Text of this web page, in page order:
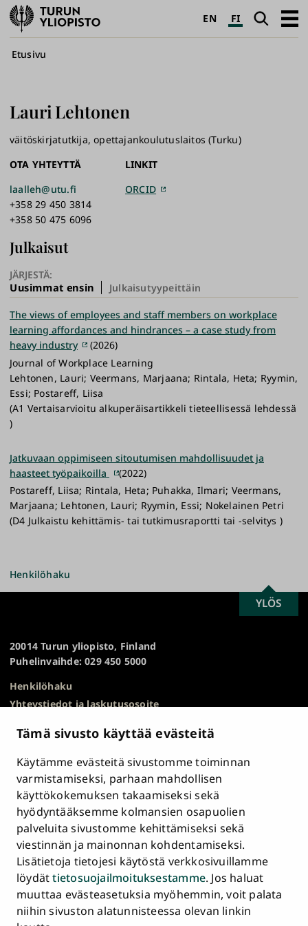
Tämä sivusto käyttää evästeitä
Käytämme evästeitä sivustomme toiminnan
varmistamiseksi, parhaan mahdollisen
käyttökokemuksen takaamiseksi sekä
hyödyntääksemme kolmansien osapuolien
palveluita sivustomme kehittämiseksi sekä
viestinnän ja mainonnan kohdentamiseksi.
Lisätietoja tietojesi käytöstä verkkosivuillamme
löydättietosuojailmoituksestamme. Jos haluat
muuttaa evästeasetuksia myöhemmin, voit palata
niihin sivuston alatunnisteessa olevan linkin
Turun
yliopisto
EN FI Haku
Avaa
Murupolku
Etusivu
Lauri Lehtonen
väitöskirjatutkija, opettajankoulutuslaitos (Turku)
OTA YHTEYTTÄ
laalleh@utu.fi
+358 29 450 3814
+358 50 475 6096
LINKIT
ORCID
Julkaisut
JÄRJESTÄ:
Uusimmat ensin Julkaisutyypeittäin
The views of employees and staff members on workplace
learning affordances and hindrances – a case study from
heavy industry
(2026)
Journal of Workplace Learning
Lehtonen, Lauri; Veermans, Marjaana; Rintala, Heta; Ryymin,
Essi; Postareff, Liisa
(A1 Vertaisarvioitu alkuperäisartikkeli tieteellisessä lehdessä
)
Jatkuvaan oppimiseen sitoutumisen mahdollisuudet ja
haasteet työpaikoilla
(2022)
Postareff, Liisa; Rintala, Heta; Puhakka, Ilmari; Veermans,
Marjaana; Lehtonen, Lauri; Ryymin, Essi; Nokelainen Petri
(D4 Julkaistu kehittämis- tai tutkimusraportti tai -selvitys )
Henkilöhaku
20014 Turun yliopisto, Finland
Puhelinvaihde: 029 450 5000
Henkilöhaku
Yhteystiedot ja laskutusosoite
HR Excellence in Research
Tietosuojailmoitus
Asiakirjajulkisuuskuvaus ja tietopyynnöt
Väärinkäytösepäilyt
Saavutettavuusseloste
Palaute
Intranet ja sähköiset työkalut
Evästeasetukset
Päävalikko
ETUSIVU
Turun
yliopisto
Turun
yliopisto
TurunTurunTurunTurun
SCROLL
TO
YLÖS